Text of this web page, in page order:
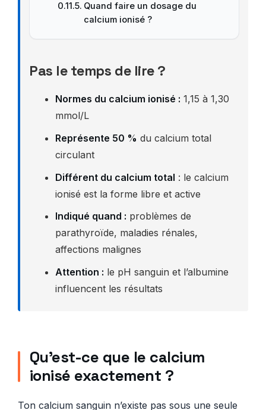
Quand faire un dosage du
calcium ionisé ?
Pas le temps de lire ?
Normes du calcium ionisé : 1,15 à 1,30
mmol/L
Représente 50 % du calcium total
circulant
Différent du calcium total : le calcium
ionisé est la forme libre et active
Indiqué quand : problèmes de
parathyroïde, maladies rénales,
affections malignes
Attention : le pH sanguin et l’albumine
influencent les résultats
Qu’est-ce que le calcium
ionisé exactement ?
Ton calcium sanguin n’existe pas sous une seule